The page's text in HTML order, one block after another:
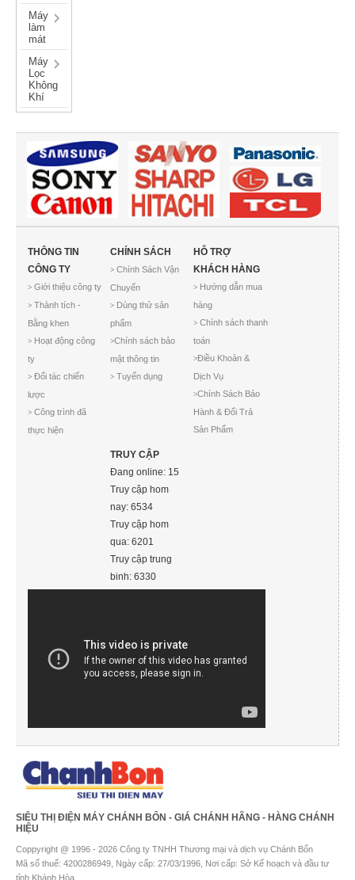
Máy
làm
mát
Máy
Lọc
Không
Khí
THÔNG TIN
CÔNG TY
> Giới thiệu công ty
> Thành tích -
Bằng khen
> Hoạt động công
ty
> Đối tác chiến
lược
> Công trình đã
thực hiện
CHÍNH SÁCH
> Chính Sách Vận
Chuyển
> Dùng thử sản
phẩm
>Chính sách bảo
mật thông tin
> Tuyển dụng
HỖ TRỢ
KHÁCH HÀNG
>Hướng dẫn mua
hàng
>Chính sách thanh
toán
>Điều Khoản &
Dịch Vụ
>Chính Sách Bảo
Hành & Đổi Trả
Sản Phẩm
TRUY CẬP
Đang online: 15
Truy cập hom
nay: 6534
Truy cập hom
qua: 6201
Truy cập trung
binh: 6330
SIÊU THỊ ĐIỆN MÁY CHÁNH BỔN - GIÁ CHÁNH HÃNG - HÀNG CHÁNH
HIỆU
Coppyright @ 1996 - 2026 Công ty TNHH Thương mại và dịch vụ Chánh Bổn
Mã số thuế: 4200286949, Ngày cấp: 27/03/1996, Nơi cấp: Sở Kế hoạch và đầu tư
tỉnh Khánh Hòa